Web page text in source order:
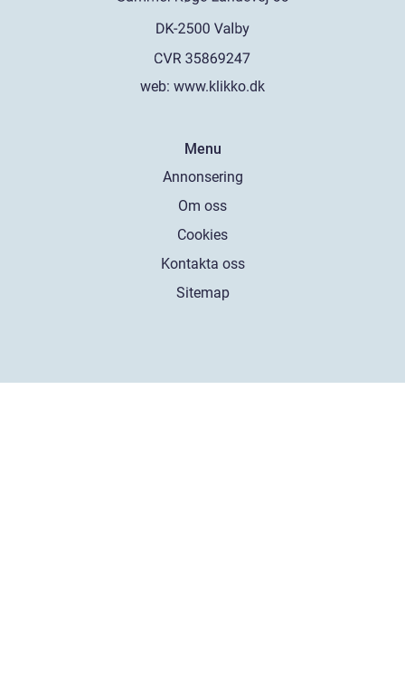
web: www.klikko.dk
Menu
Annonsering
Om oss
Cookies
Kontakta oss
Sitemap